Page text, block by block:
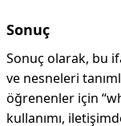
Sonuç
Sonuç olarak, bu
ve nesneleri
öğrenenler için
kullanımı,